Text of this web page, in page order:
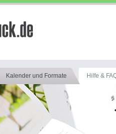
Kalender und Formate Hilfe &